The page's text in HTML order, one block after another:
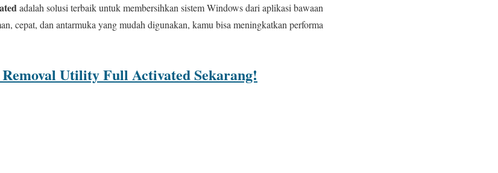
adalah solusi terbaik untuk membersihkan sistem Windows dari aplikasi bawaan
cepat, dan antarmuka yang mudah digunakan, kamu bisa meningkatkan performa
Utility Full Activated Sekarang!